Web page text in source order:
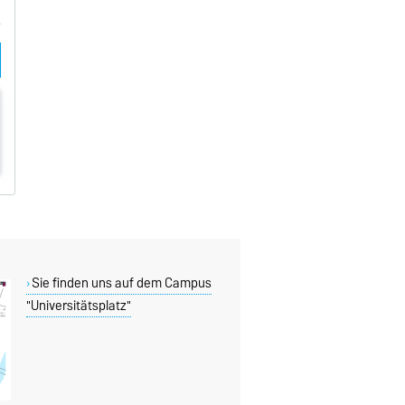
Sie finden uns auf dem Campus
"Universitätsplatz"